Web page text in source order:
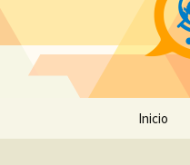
Inicio